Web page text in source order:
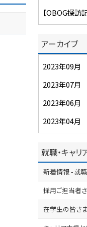
【OBOG探訪
アーカイブ
2023年09月
2023年07月
2023年06月
2023年04月
就職・キャリ
新着情報 - 就
採用ご担当者
在学生の皆さま